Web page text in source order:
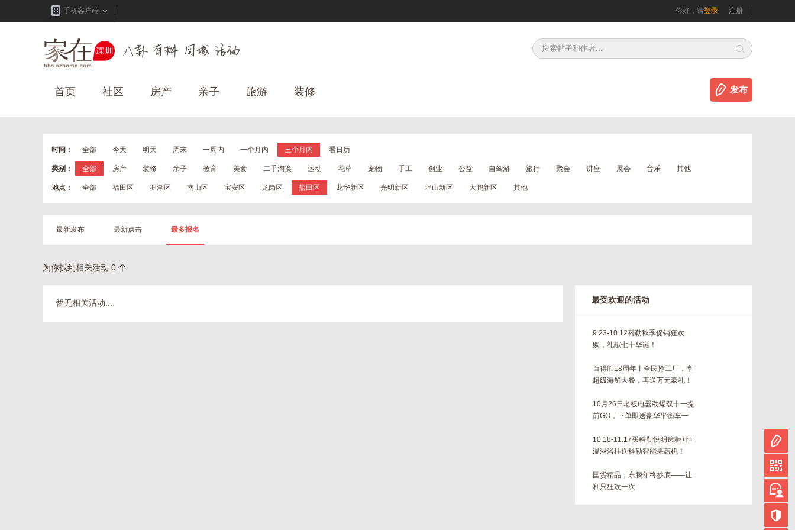
手机客户端 你好，请登录 注册
首页 社区 房产 亲子 旅游 装修 发布
时间： 全部 今天 明天 周末 一周内 一个月内 三个月内 看日历
类别： 全部 房产 装修 亲子 教育 美食 二手淘换 运动 花草 宠物 手工 创业 公益 自驾游 旅行 聚会 讲座 展会 音乐 其他
地点： 全部 福田区 罗湖区 南山区 宝安区 龙岗区 盐田区 龙华新区 光明新区 坪山新区 大鹏新区 其他
最新发布 最新点击 最多报名
为你找到相关活动 0 个
暂无相关活动... 最受欢迎的活动
9.23-10.12科勒秋季促销狂欢
购，礼献七十华诞！
百得胜18周年丨全民抢工厂，享
超级海鲜大餐，再送万元豪礼！
10月26日老板电器劲爆双十一提
前GO，下单即送豪华平衡车一
10.18-11.17买科勒悦明镜柜+恒
温淋浴柱送科勒智能果蔬机！
国货精品，东鹏年终抄底——让
利只狂欢一次